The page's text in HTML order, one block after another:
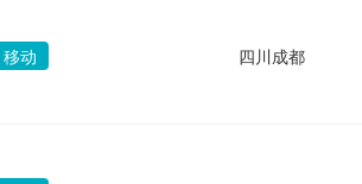
移动 四川成都